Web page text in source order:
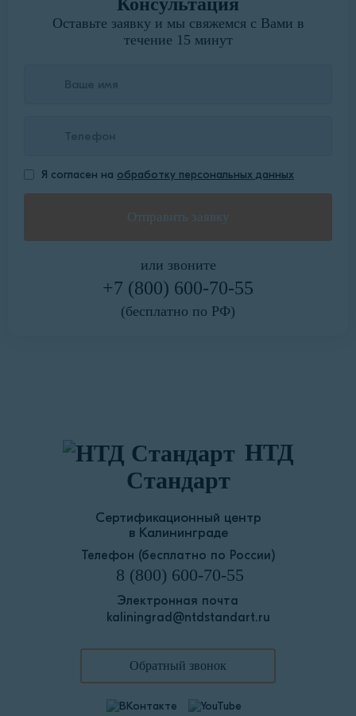
Оставьте заявку и мы свяжемся с Вами в
течение 15 минут
Я согласен на обработку персональных данных
или звоните
+7 (800) 600-70-55
(бесплатно по РФ)
НТД
Стандарт
Сертификационный центр
в Калининграде
Телефон (бесплатно по России)
8 (800) 600-70-55
Электронная почта
kaliningrad@ntdstandart.ru
Обратный звонок